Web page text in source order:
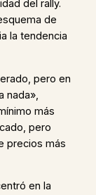
del rally.
de
la tendencia
pero en
nada»,
más
pero
precios más
en la